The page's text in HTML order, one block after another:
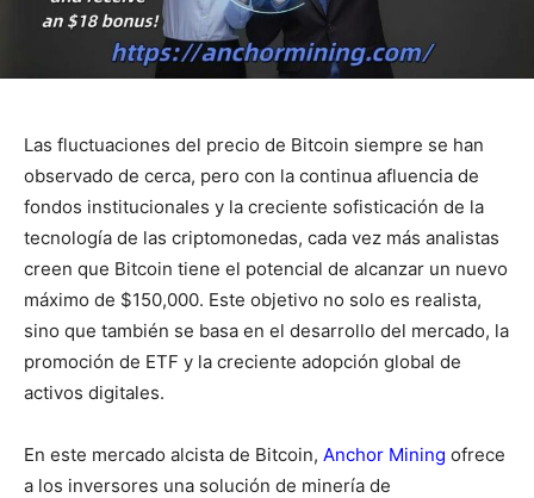
Las fluctuaciones del precio de Bitcoin siempre se han
observado de cerca, pero con la continua afluencia de
fondos institucionales y la creciente sofisticación de la
tecnología de las criptomonedas, cada vez más analistas
creen que Bitcoin tiene el potencial de alcanzar un nuevo
máximo de $150,000. Este objetivo no solo es realista,
sino que también se basa en el desarrollo del mercado, la
promoción de ETF y la creciente adopción global de
activos digitales.
En este mercado alcista de Bitcoin, Anchor Mining ofrece
a los inversores una solución de minería de